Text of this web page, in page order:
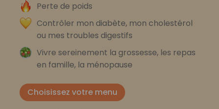
Perte de poids
Contrôler mon diabète, mon cholestérol
ou mes troubles digestifs
Vivre sereinement la grossesse, les repas
en famille, la ménopause
Choisissez votre menu